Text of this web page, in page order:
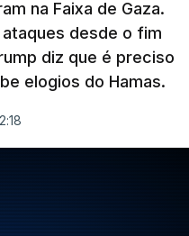
na Faixa de Gaza.
desde o fim
diz que é preciso
elogios do Hamas.